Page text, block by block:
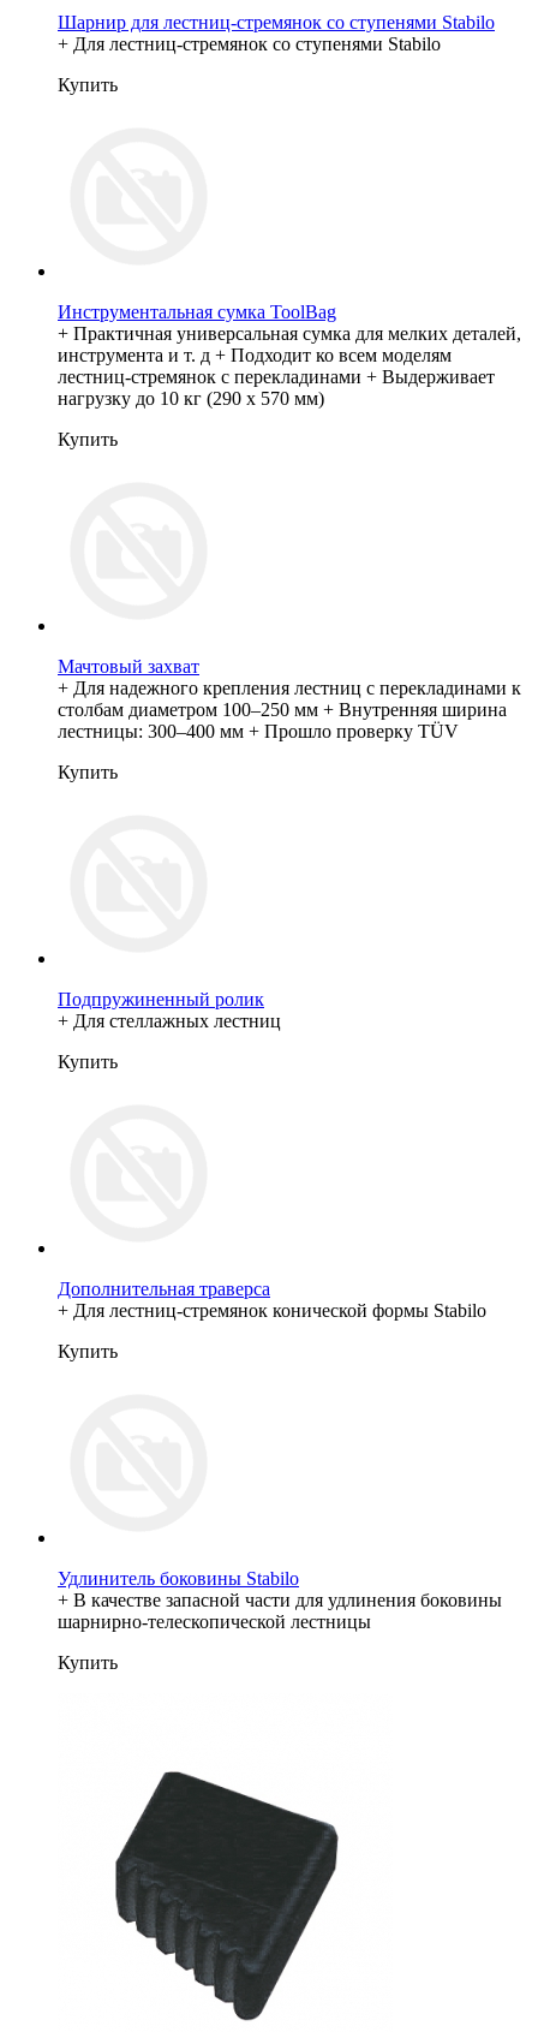
Шарнир для лестниц-стремянок со ступенями Stabilo
+ Для лестниц-стремянок со ступенями Stabilo
Купить
Инструментальная сумка ToolBag
+ Практичная универсальная сумка для мелких деталей,
инструмента и т. д + Подходит ко всем моделям
лестниц-стремянок с перекладинами + Выдерживает
нагрузку до 10 кг (290 х 570 мм)
Купить
Мачтовый захват
+ Для надежного крепления лестниц с перекладинами к
столбам диаметром 100–250 мм + Внутренняя ширина
лестницы: 300–400 мм + Прошло проверку TÜV
Купить
Подпружиненный ролик
+ Для стеллажных лестниц
Купить
Дополнительная траверса
+ Для лестниц-стремянок конической формы Stabilo
Купить
Удлинитель боковины Stabilo
+ В качестве запасной части для удлинения боковины
шарнирно-телескопической лестницы
Купить